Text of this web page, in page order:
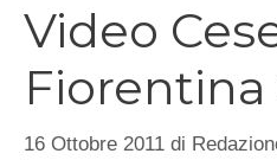
Video
Fiorentina
16 Ottobre 2011 di